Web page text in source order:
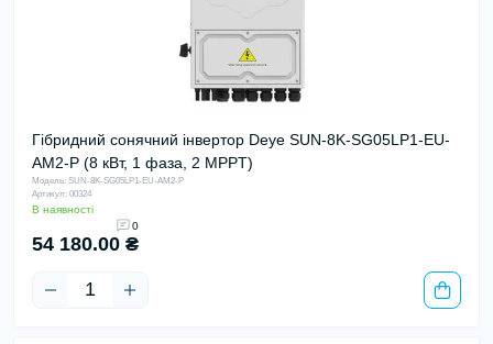
Гібридний сонячний інвертор Deye SUN-8K-SG05LP1-EU-
AM2-P (8 кВт, 1 фаза, 2 MPPT)
Модель: SUN-8K-SG05LP1-EU-AM2-P
Артикул: 00324
В наявності
0
54 180.00 ₴